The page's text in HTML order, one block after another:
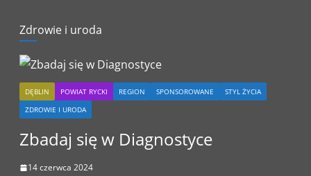
Zdrowie i uroda
DĘBLIN POWIAT RYCKI REGION SPONSOROWANE
STYL ŻYCIA
ZDROWIE I URODA
Zbadaj się w Diagnostyce
14 czerwca 2024